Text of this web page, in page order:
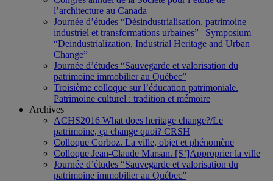
l’architecture au Canada
Journée d’études “Désindustrialisation, patrimoine
industriel et transformations urbaines” | Symposium
“Deindustrialization, Industrial Heritage and Urban
Change”
Journée d’études “Sauvegarde et valorisation du
patrimoine immobilier au Québec”
Troisième colloque sur l’éducation patrimoniale.
Patrimoine culturel : tradition et mémoire
Archives
ACHS2016 What does heritage change?/Le
patrimoine, ça change quoi? CRSH
Colloque Corboz. La ville, objet et phénomène
Colloque Jean-Claude Marsan. [S’]Approprier la ville
Journée d’études “Sauvegarde et valorisation du
patrimoine immobilier au Québec”